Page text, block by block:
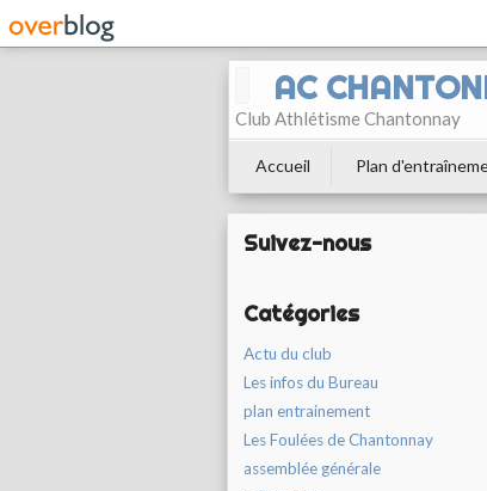
AC
Club Athlétisme Chantonnay
Accueil Plan
Suivez-nous
Catégories
Actu du club
Les infos du Bureau
plan entrainement
Les Foulées de Chantonnay
assemblée générale